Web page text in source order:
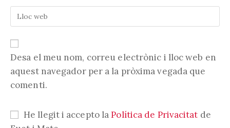
nom
d'usuari
per
comentar
adreça
electrònica
comentar
la
vostra
web
(opcional)
Desa el meu nom, correu electrònic i lloc web en
aquest navegador per a la pròxima vegada que
comenti.
He llegit i accepto laPolítica de Privacitat de